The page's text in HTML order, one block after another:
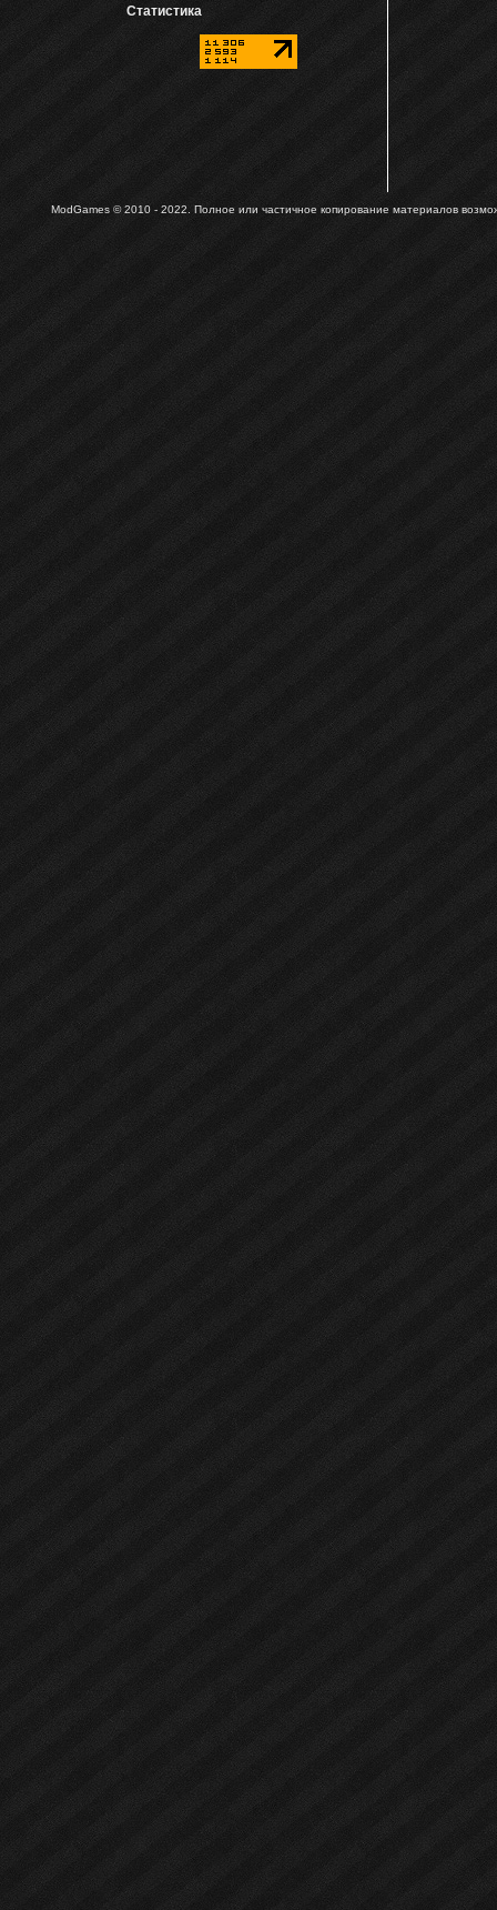
Статистика
ModGames © 2010 - 2022. Полное или частичное копирование материалов